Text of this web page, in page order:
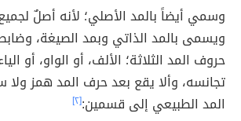
وسمي أيضاً بالمد الأصلي؛ لأنه أصلٌ
ويسمى بالمد الذاتي وبمد الصيغة،
حروف المد الثلاثة؛ الألف، أو الواو، أو
تجانسه، وألا يقع بعد حرف المد همز
المد الطبيعي إلى قسمين:[٢]